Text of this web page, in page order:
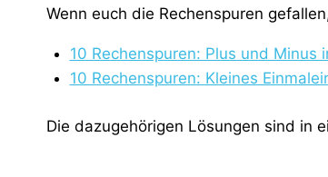
Wenn euch die Rechenspuren
10 Rechenspuren: Plus und Minus
10 Rechenspuren: Kleines
Die dazugehörigen Lösungen sind in